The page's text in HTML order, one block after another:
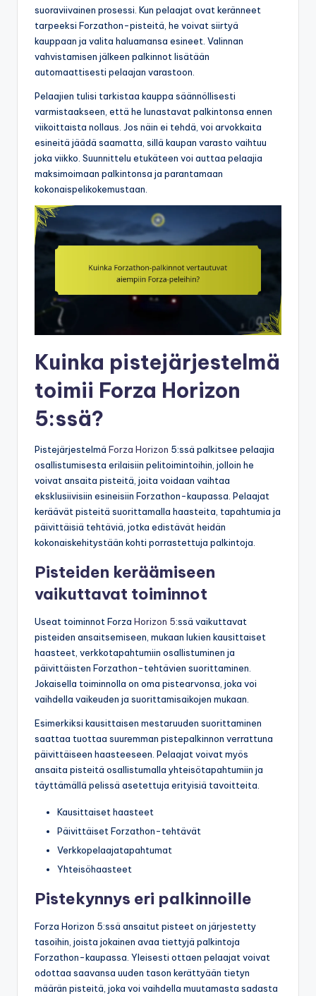
suoraviivainen prosessi. Kun pelaajat ovat keränneet
tarpeeksi Forzathon-pisteitä, he voivat siirtyä
kauppaan ja valita haluamansa esineet. Valinnan
vahvistamisen jälkeen palkinnot lisätään
automaattisesti pelaajan varastoon.
Pelaajien tulisi tarkistaa kauppa säännöllisesti
varmistaakseen, että he lunastavat palkintonsa ennen
viikoittaista nollaus. Jos näin ei tehdä, voi arvokkaita
esineitä jäädä saamatta, sillä kaupan varasto vaihtuu
joka viikko. Suunnittelu etukäteen voi auttaa pelaajia
maksimoimaan palkintonsa ja parantamaan
kokonaispelikokemustaan.
Kuinka pistejärjestelmä
toimii Forza Horizon
5:ssä?
Pistejärjestelmä Forza Horizon 5:ssä palkitsee pelaajia
osallistumisesta erilaisiin pelitoimintoihin, jolloin he
voivat ansaita pisteitä, joita voidaan vaihtaa
eksklusiivisiin esineisiin Forzathon-kaupassa. Pelaajat
keräävät pisteitä suorittamalla haasteita, tapahtumia ja
päivittäisiä tehtäviä, jotka edistävät heidän
kokonaiskehitystään kohti porrastettuja palkintoja.
Pisteiden keräämiseen
vaikuttavat toiminnot
Useat toiminnot Forza Horizon 5:ssä vaikuttavat
pisteiden ansaitsemiseen, mukaan lukien kausittaiset
haasteet, verkkotapahtumiin osallistuminen ja
päivittäisten Forzathon-tehtävien suorittaminen.
Jokaisella toiminnolla on oma pistearvonsa, joka voi
vaihdella vaikeuden ja suorittamisaikojen mukaan.
Esimerkiksi kausittaisen mestaruuden suorittaminen
saattaa tuottaa suuremman pistepalkinnon verrattuna
päivittäiseen haasteeseen. Pelaajat voivat myös
ansaita pisteitä osallistumalla yhteisötapahtumiin ja
täyttämällä pelissä asetettuja erityisiä tavoitteita.
Kausittaiset haasteet
Päivittäiset Forzathon-tehtävät
Verkkopelaajatapahtumat
Yhteisöhaasteet
Pistekynnys eri palkinnoille
Forza Horizon 5:ssä ansaitut pisteet on järjestetty
tasoihin, joista jokainen avaa tiettyjä palkintoja
Forzathon-kaupassa. Yleisesti ottaen pelaajat voivat
odottaa saavansa uuden tason kerättyään tietyn
määrän pisteitä, joka voi vaihdella muutamasta sadasta